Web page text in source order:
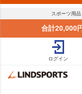
スポーツ用
合計20,000
ログイン